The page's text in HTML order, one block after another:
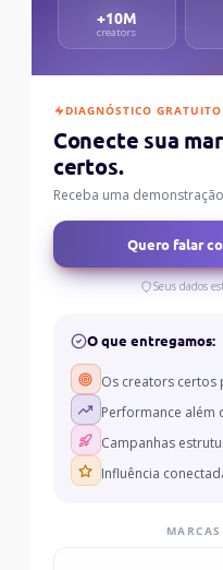
+10M
creators
DIAGNÓSTICO GRATUITO
Conecte sua
certos.
Receba uma
Quero falar
Seus dados
O que entregamos:
Os creators certos
Performance além
Campanhas
Influência